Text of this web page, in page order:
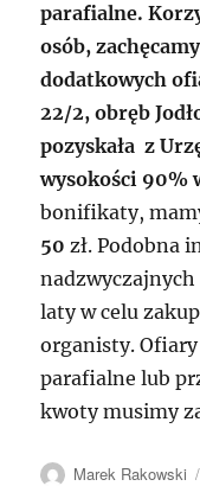
parafialne.
osób,
dodatkowych
22/2, obręb
pozyskała z
wysokości 90%
bonifikaty,
50 zł. Podobna
nadzwyczajnych
laty w celu
organisty.
parafialne lub
kwoty musimy
Autor
Marek Rakowski